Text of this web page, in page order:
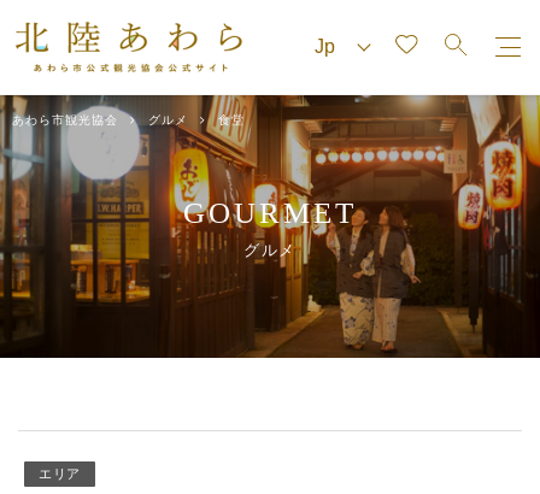
あわら市観光協会 グルメ 食堂
GOURMET
グルメ
エリア